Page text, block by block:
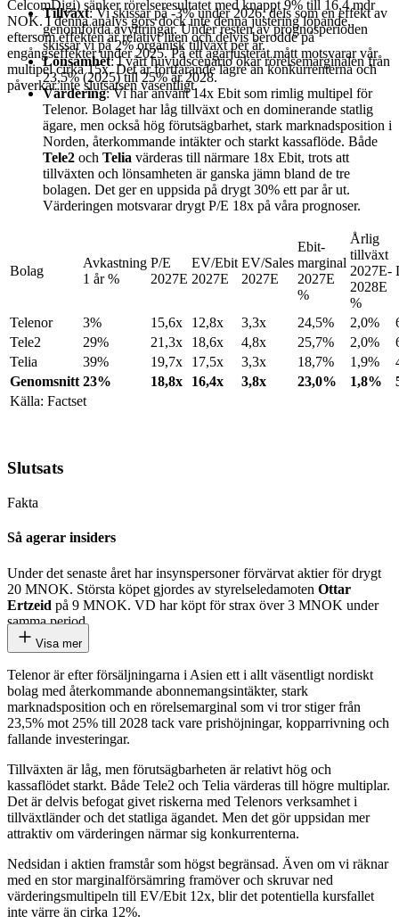
CelcomDigi) sänker rörelseresultatet med knappt 9% till 16,4 mdr
NOK. I denna analys görs dock inte denna justering löpande,
eftersom effekten är relativt liten och delvis berodde på
engångseffekter under 2025. På ett ägarjusterat mått motsvarar vår
multipel cirka 15x. Det är fortfarande lägre än konkurrenterna och
påverkar inte slutsatsen väsentligt.
Tillväxt: Vi skissar på -3% under 2026, dels som en effekt av
genomförda avyttringar. Under resten av prognosperioden
skissar vi på 2% organisk tillväxt per år.
Lönsamhet: I vårt huvudscenario ökar rörelsemarginalen från
23,5% (2025) till 25% år 2028.
Värdering: Vi har använt 14x Ebit som rimlig multipel för
Telenor. Bolaget har låg tillväxt och en dominerande statlig
ägare, men också hög förutsägbarhet, stark marknadsposition i
Norden, återkommande intäkter och starkt kassaflöde. Både
Tele2 och Telia värderas till närmare 18x Ebit, trots att
tillväxten och lönsamheten är ganska jämn bland de tre
bolagen. Det ger en uppsida på drygt 30% ett par år ut.
Värderingen motsvarar drygt P/E 18x på våra prognoser.
Bolag
Avkastning
1 år %
P/E
2027E
EV/Ebit
2027E
EV/Sales
2027E
Ebit-
marginal
2027E
%
Årlig
tillväxt
2027E-
2028E
%
Telenor 3% 15,6x 12,8x 3,3x 24,5% 2,0%
Tele2
29% 21,3x 18,6x 4,8x 25,7% 2,0%
Telia
39% 19,7x 17,5x 3,3x 18,7% 1,9%
Genomsnitt 23% 18,8x 16,4x 3,8x 23,0% 1,8%
Källa: Factset
Slutsats
Fakta
Så agerar insiders
Under det senaste året har insynspersoner förvärvat aktier för drygt
20 MNOK. Största köpet gjordes av styrelseledamoten Ottar
Ertzeid på 9 MNOK. VD har köpt för strax över 3 MNOK under
samma period.
Visa mer
Telenor är efter försäljningarna i Asien ett i allt väsentligt nordiskt
bolag med återkommande abonnemangsintäkter, stark
marknadsposition och en rörelsemarginal som vi tror stiger från
23,5% mot 25% till 2028 tack vare prishöjningar, kopparrivning och
fallande investeringar.
Tillväxten är låg, men förutsägbarheten är relativt hög och
kassaflödet starkt. Både Tele2 och Telia värderas till högre multiplar.
Det är delvis befogat givet riskerna med Telenors verksamhet i
tillväxtländer och det statliga ägandet. Men det gör uppsidan mer
attraktiv om värderingen närmar sig konkurrenterna.
Nedsidan i aktien framstår som högst begränsad. Även om vi räknar
med en stor marginalförsämring framöver och skruvar ned
värderingsmultipeln till EV/Ebit 12x, blir det potentiella kursfallet
inte värre än cirka 12%.